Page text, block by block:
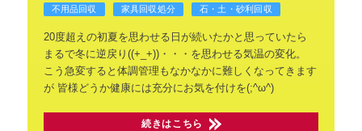
不用品回収 家具回収処分 石・土・砂利回収
20度超えの初夏を思わせる日が続いたかと思っていたら
まるで冬に逆戻り((+_+))・・・を思わせる気温の変化。
こう急変すると体調管理もなかなかに難しくなってきます
が皆様どうか健康には充分にお気を付けを(;^ω^)
続きはこちら